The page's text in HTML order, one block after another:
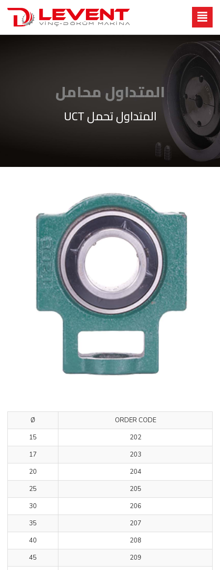
المتداول محامل
المتداول تحمل UCT
ORDER CODE
Ø
202
15
203
17
204
20
205
25
206
30
207
35
208
40
209
45